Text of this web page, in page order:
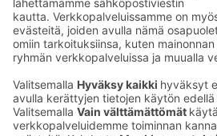
Ma-pe
9–20
La
9–19
Su
11–18
Katso poik­keus­au­kio­lottäältä
Iso­katu 22–25,